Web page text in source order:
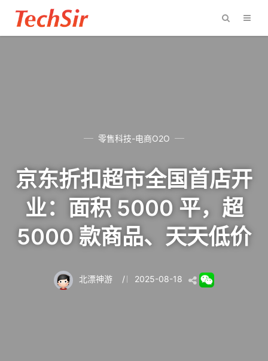
零售科技-电商O2O
京东折扣超市全国首店开
业：面积 5000 平，超
5000 款商品、天天低价
北漂神游 / 2025-08-18